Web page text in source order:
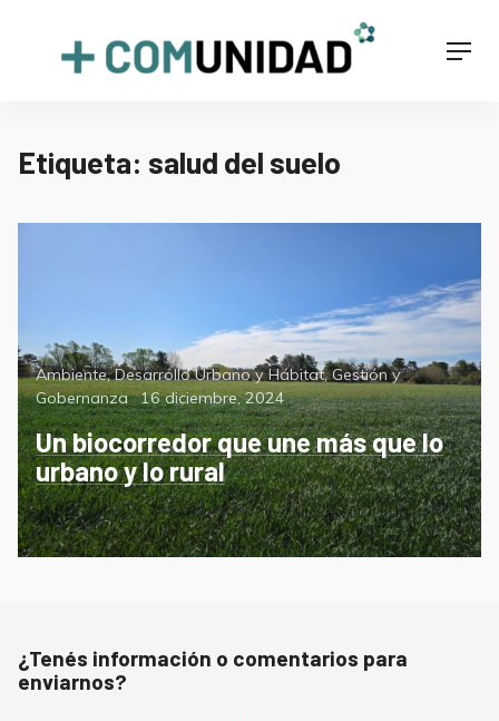
+COMUNIDAD
Etiqueta: salud del suelo
Categorías
Ambiente,Desarrollo Urbano y Hábitat,Gestión y
Gobernanza Posted
on
16 diciembre, 2024
Un biocorredor que une más que lo
urbano y lo rural
¿Tenés información o comentarios para
enviarnos?